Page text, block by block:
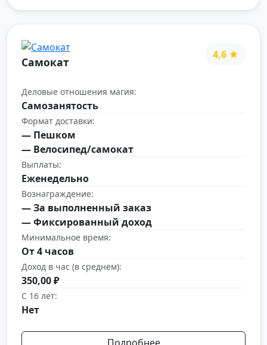
Самокат
4,6
Деловые отношения магия:
Самозанятость
Формат доставки:
— Пешком
— Велосипед/самокат
Выплаты:
Еженедельно
Вознаграждение:
— За выполненный заказ
— Фиксированный доход
Минимальное время:
От 4 часов
Доход в час (в среднем):
350,00 ₽
С 16 лет:
Нет